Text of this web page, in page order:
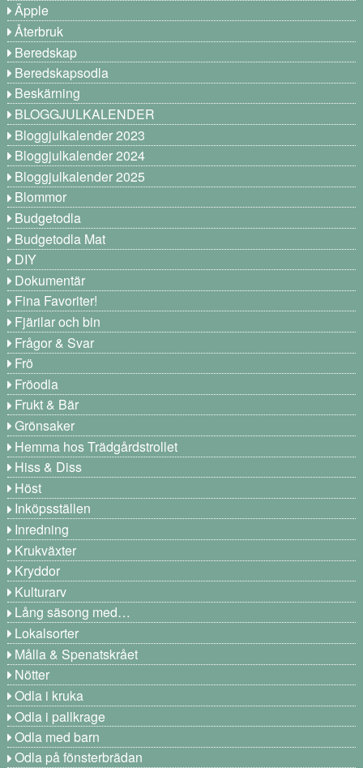
Äpple
Återbruk
Beredskap
Beredskapsodla
Beskärning
BLOGGJULKALENDER
Bloggjulkalender 2023
Bloggjulkalender 2024
Bloggjulkalender 2025
Blommor
Budgetodla
Budgetodla Mat
DIY
Dokumentär
Fina Favoriter!
Fjärilar och bin
Frågor & Svar
Frö
Fröodla
Frukt & Bär
Grönsaker
Hemma hos Trädgårdstrollet
Hiss & Diss
Höst
Inköpsställen
Inredning
Krukväxter
Kryddor
Kulturarv
Lång säsong med…
Lokalsorter
Målla & Spenatskrået
Nötter
Odla i kruka
Odla i pallkrage
Odla med barn
Odla på fönsterbrädan